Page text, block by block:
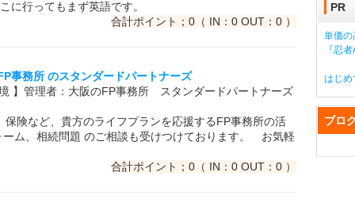
に行ってもまず英語です。
合計ポイント；0（ IN：0 OUT：0 ）
事務所 のスタンダードパートナーズ
】管理者：大阪のFP事務所 スタンダードパートナーズ
険など、貴方のライフプランを応援するFP事務所の活
ム、相続問題 のご相談も受けつけております。 お気軽
合計ポイント；0（ IN：0 OUT：0 ）
PR
単価の
『忍
はじめ
ブロ